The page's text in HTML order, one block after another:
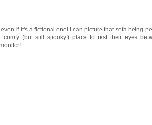
if it's a fictional one! I can picture that sofa being
(but still spooky!) place to rest their eyes